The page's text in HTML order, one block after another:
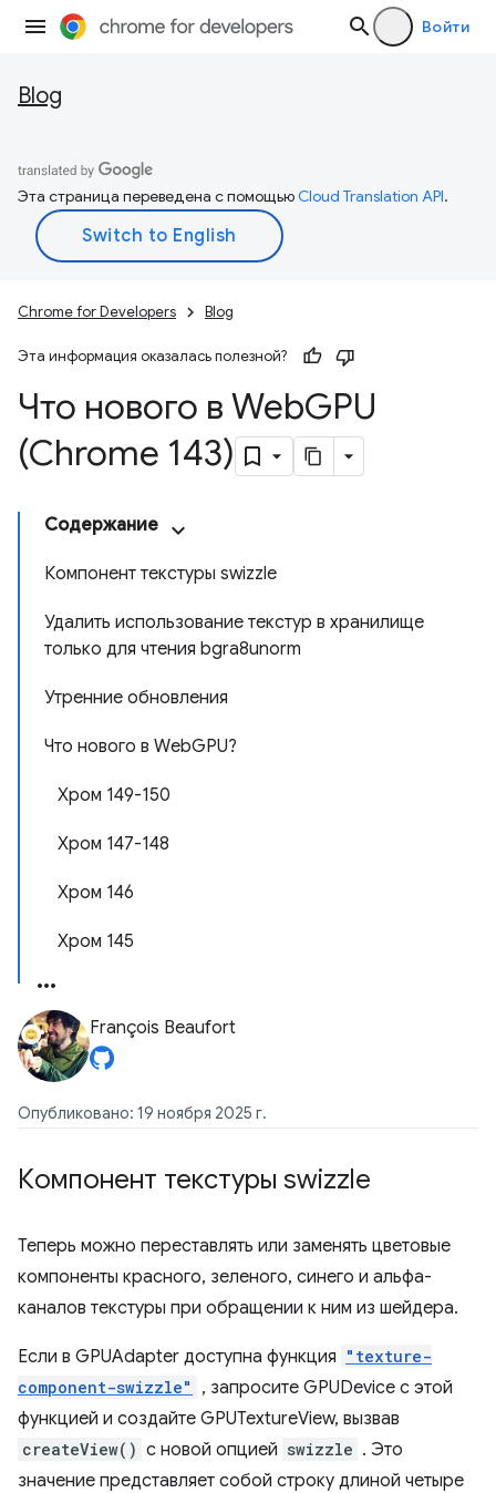
Войти
Blog
Эта страница переведена с помощьюCloud Translation API.
Chrome for Developers Blog
Эта информация оказалась полезной?
Что нового в WebGPU
(Chrome 143)
Содержание
Компонент текстуры swizzle
Удалить использование текстур в хранилище
только для чтения bgra8unorm
Утренние обновления
Что нового в WebGPU?
Хром 149-150
Хром 147-148
Хром 146
Хром 145
François Beaufort
Опубликовано: 19 ноября 2025 г.
Компонент текстуры swizzle
Теперь можно переставлять или заменять цветовые
компоненты красного, зеленого, синего и альфа-
каналов текстуры при обращении к ним из шейдера.
Если в GPUAdapter доступна функция "texture-
component-swizzle"
, запросите GPUDevice с этой
функцией и создайте GPUTextureView, вызвав
createView() с новой опцией swizzle . Это
значение представляет собой строку длиной четыре